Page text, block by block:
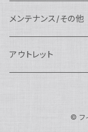
Nikon用
Canon用
SEA&SEA
Sony用
AOI
N100エクステンション
N100マウントコンバー
アクセサリー
AOI
Nauticam
レンズオプション
AOI
FIX
オプション
weefine
SEA&SEA
Nauticam
フロートアーム
Nauticam
クランプ
レンズ
AOI
グリップ/トレー/アーム
メンテナンス/その他
SEA&SEA
アウトレット
© フ